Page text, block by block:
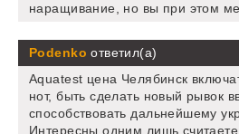
наращивание, но вы при этом
Podenko ответил(а)
Aquatest цена Челябинск
нот, быть сделать новый рывок
способствовать дальнейшему
Интересны одним лишь